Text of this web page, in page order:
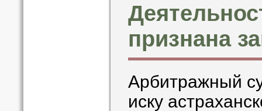
признана
Арбитражный
иску